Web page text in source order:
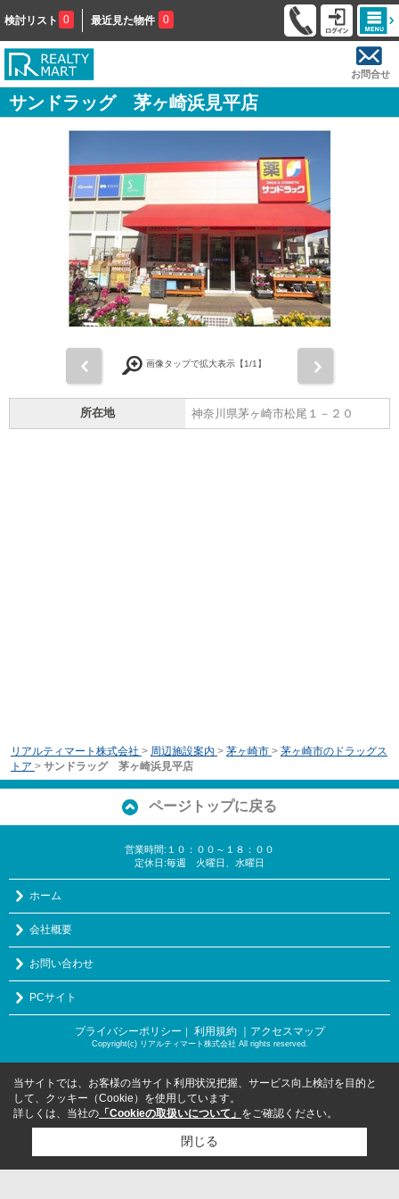
検討リスト 0 最近見た物件 0
お問合せ
サンドラッグ 茅ヶ崎浜見平店
画像タップで拡大表示【1/1】
所在地 神奈川県茅ヶ崎市松尾１－２０
リアルティマート株式会社 > 周辺施設案内 > 茅ヶ崎市 > 茅ヶ崎市のドラッグス
トア > サンドラッグ 茅ヶ崎浜見平店
ページトップに戻る
営業時間:１０：００～１８：００
定休日:毎週 火曜日、水曜日
ホーム
会社概要
お問い合わせ
PCサイト
プライバシーポリシー ｜ 利用規約 ｜アクセスマップ
Copyright(c) リアルティマート株式会社 All rights reserved.
当サイトでは、お客様の当サイト利用状況把握、サービス向上検討を目的と
して、クッキー（Cookie）を使用しています。
詳しくは、当社の 「Cookieの取扱いについて」 をご確認ください。
閉じる